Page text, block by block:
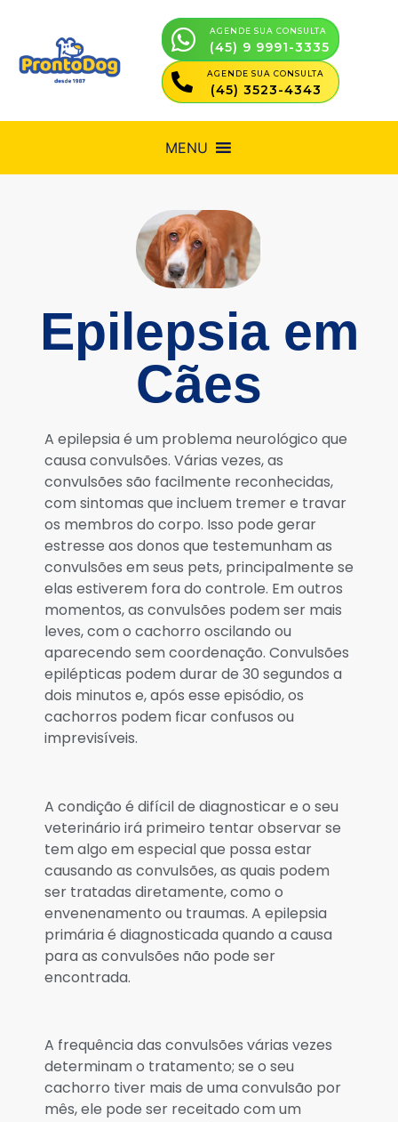
AGENDE SUA CONSULTA
(45) 9 9991-3335
AGENDE SUA CONSULTA
(45) 3523-4343
MENU
Epilepsia em
Cães
A epilepsia é um problema neurológico que
causa convulsões. Várias vezes, as
convulsões são facilmente reconhecidas,
com sintomas que incluem tremer e travar
os membros do corpo. Isso pode gerar
estresse aos donos que testemunham as
convulsões em seus pets, principalmente se
elas estiverem fora do controle. Em outros
momentos, as convulsões podem ser mais
leves, com o cachorro oscilando ou
aparecendo sem coordenação. Convulsões
epilépticas podem durar de 30 segundos a
dois minutos e, após esse episódio, os
cachorros podem ficar confusos ou
imprevisíveis.
A condição é difícil de diagnosticar e o seu
veterinário irá primeiro tentar observar se
tem algo em especial que possa estar
causando as convulsões, as quais podem
ser tratadas diretamente, como o
envenenamento ou traumas. A epilepsia
primária é diagnosticada quando a causa
para as convulsões não pode ser
encontrada.
A frequência das convulsões várias vezes
determinam o tratamento; se o seu
cachorro tiver mais de uma convulsão por
mês, ele pode ser receitado com um